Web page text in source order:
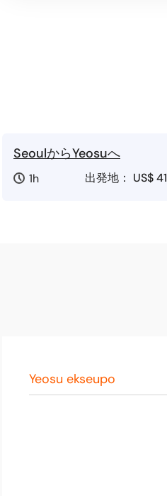
SeoulからYeosuへ
1h 出発地： US$ 41
Yeosu ekseupo